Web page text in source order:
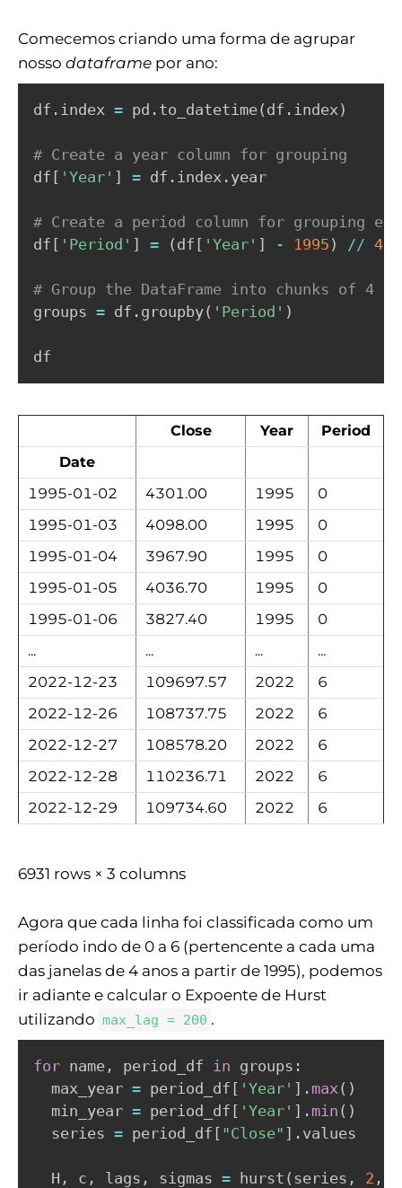
Comecemos criando uma forma de agrupar
nosso dataframe por ano:
df . index = pd . to_datetime( df . index )
# Create a year column for grouping
df [ 'Year' ] = df . index . year
# Create a period column for grouping
df [ 'Period' ] = ( df [ 'Year' ] - 1995 ) // 4
# Group the DataFrame into chunks of 4
groups = df . groupby( 'Period' )
Close Year
Period
Date
1995-01-02
4301.00 1995
0
1995-01-03
4098.00 1995
0
1995-01-04
3967.90 1995
0
1995-01-05
4036.70 1995
0
1995-01-06
3827.40 1995
0
...
... ...
...
2022-12-23
109697.57 2022
6
2022-12-26
108737.75 2022
6
2022-12-27
108578.20 2022
6
2022-12-28
110236.71 2022
6
2022-12-29
109734.60 2022 6
6931 rows × 3 columns
Agora que cada linha foi classificada como um
período indo de 0 a 6 (pertencente a cada uma
das janelas de 4 anos a partir de 1995), podemos
ir adiante e calcular o Expoente de Hurst
utilizando max_lag = 200 .
for name , period_df in groups :
  max_year
= period_df [ 'Year' ] . max ( )
  min_year
= period_df [ 'Year' ] . min ( )
  series
= period_df [ "Close" ] . values
  H
, c , lags , sigmas = hurst ( series , 2 ,